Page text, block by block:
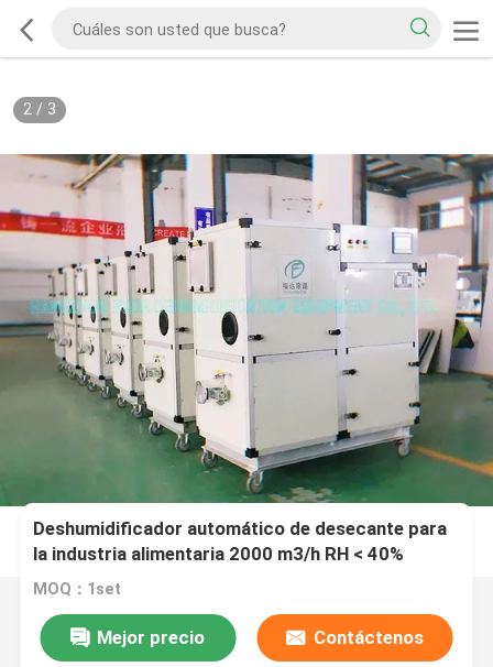
2/ 3
Deshumidificador automático de desecante para
la industria alimentaria 2000 m3/h RH < 40%
MOQ：1set
Mejor precio Contáctenos